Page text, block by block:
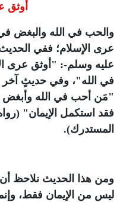
أوثق
والحب في الله والبغض في
عرى الإسلام؛ ففي
عليه وسلم-: " أوثق عرى
في الله"، وفي حديثٍ آخر
"مَن أحب في الله وأبغض
فقد استكمل الإيمان"
المستدرك).
ومن هذا الحديث نلاحظ
ليس من الإيمان فقط،